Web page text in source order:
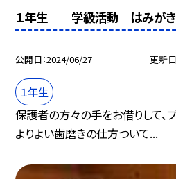
１年生 学級活動 はみがき
公開日 2024/06/27 更新日
１年生
保護者の方々の手をお借りして、
よりよい歯磨きの仕方ついて...